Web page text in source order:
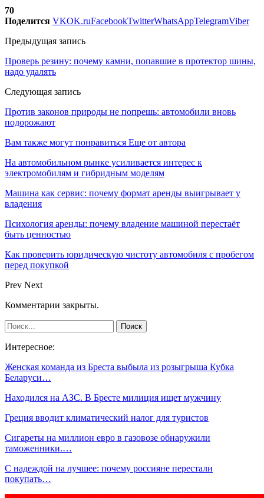
70
Поделится VKOK.ruFacebookTwitterWhatsAppTelegramViber
Предыдущая запись
Проверь резину: почему камни, попавшие в протектор шины,
надо удалять
Следующая запись
Против законов природы не попрешь: автомобили вновь
подорожают
Вам также могут понравиться Еще от автора
На автомобильном рынке усиливается интерес к
электромобилям и гибридным моделям
Машина как сервис: почему формат аренды выигрывает у
владения
Психология аренды: почему владение машиной перестаёт
быть ценностью
Как проверить юридическую чистоту автомобиля с пробегом
перед покупкой
Prev Next
Комментарии закрыты.
Интересное:
Женская команда из Бреста выбыла из розыгрыша Кубка
Беларуси…
Находился на АЗС. В Бресте милиция ищет мужчину
Греция вводит климатический налог для туристов
Сигареты на миллион евро в газовозе обнаружили
таможенники.…
С надеждой на лучшее: почему россияне перестали
покупать…